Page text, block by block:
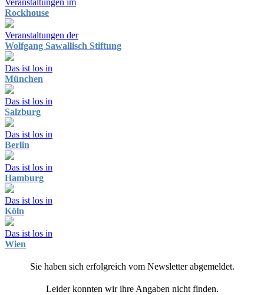
Veranstaltungen im
Rockhouse
Veranstaltungen der
Wolfgang Sawallisch Stiftung
Das ist los in
München
Das ist los in
Salzburg
Das ist los in
Berlin
Das ist los in
Hamburg
Das ist los in
Köln
Das ist los in
Wien
Sie haben sich erfolgreich vom Newsletter abgemeldet.
Leider konnten wir ihre Angaben nicht finden.